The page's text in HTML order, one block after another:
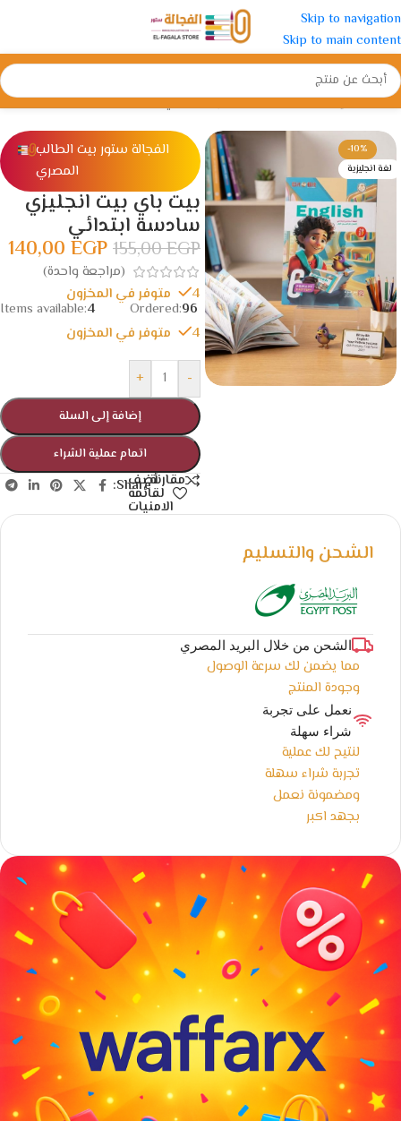
Skip to navigation
Skip to main content
الرئيسية/الإبتدائية/الصف السادس الأبتدائي
-10%
لغة انجليزية
الفجالة ستور بيت الطالب
المصري
بيت باي بيت انجليزي
سادسة ابتدائي
155,00EGP
140,00 EGP
(مراجعة واحدة)
4 متوفر في المخزون
Ordered:96
Items available:4
4 متوفر في المخزون
-
+
إضافة إلى السلة
اتمام عملية الشراء
مقارنةأضف
لقائمة
الامنيات
Share:
الشحن والتسليم
الشحن من خلال البريد المصري
مما يضمن لك سرعة الوصول
وجودة المنتج
نعمل على تجربة
شراء سهلة
لنتيح لك عملية
تجربة شراء سهلة
ومضمونة نعمل
بجهد اكبر